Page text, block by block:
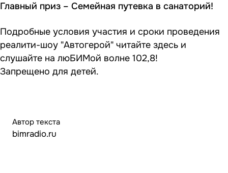
Главный приз – Семейная путевка в санаторий!
Подробные условия участия и сроки проведения
реалити-шоу "Автогерой" читайте здесь и
слушайте на люБИМой волне 102,8!
Запрещено для детей.
Автор текста
bimradio.ru